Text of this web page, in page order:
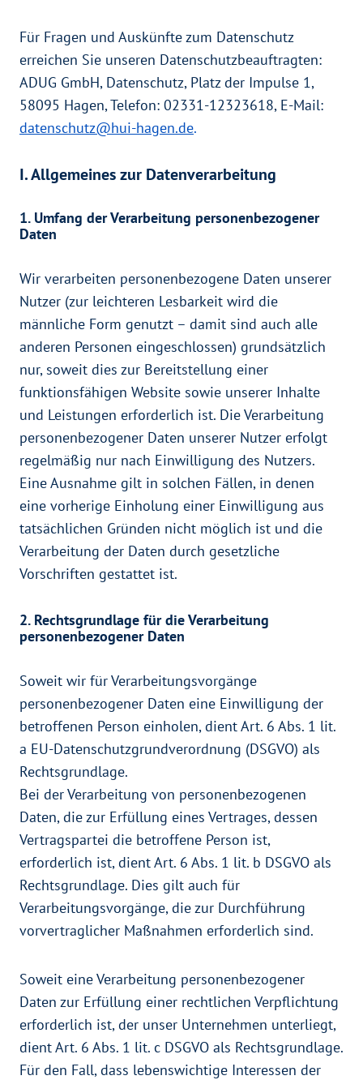
Für Fragen und Auskünfte zum Datenschutz
erreichen Sie unseren Datenschutzbeauftragten:
ADUG GmbH, Datenschutz, Platz der Impulse 1,
58095 Hagen, Telefon: 02331-12323618, E-Mail:
datenschutz@hui-hagen.de.
I. Allgemeines zur Datenverarbeitung
1. Umfang der Verarbeitung personenbezogener
Daten
Wir verarbeiten personenbezogene Daten unserer
Nutzer (zur leichteren Lesbarkeit wird die
männliche Form genutzt – damit sind auch alle
anderen Personen eingeschlossen) grundsätzlich
nur, soweit dies zur Bereitstellung einer
funktionsfähigen Website sowie unserer Inhalte
und Leistungen erforderlich ist. Die Verarbeitung
personenbezogener Daten unserer Nutzer erfolgt
regelmäßig nur nach Einwilligung des Nutzers.
Eine Ausnahme gilt in solchen Fällen, in denen
eine vorherige Einholung einer Einwilligung aus
tatsächlichen Gründen nicht möglich ist und die
Verarbeitung der Daten durch gesetzliche
Vorschriften gestattet ist.
2. Rechtsgrundlage für die Verarbeitung
personenbezogener Daten
Soweit wir für Verarbeitungsvorgänge
personenbezogener Daten eine Einwilligung der
betroffenen Person einholen, dient Art. 6 Abs. 1 lit.
a EU-Datenschutzgrundverordnung (DSGVO) als
Rechtsgrundlage.
Bei der Verarbeitung von personenbezogenen
Daten, die zur Erfüllung eines Vertrages, dessen
Vertragspartei die betroffene Person ist,
erforderlich ist, dient Art. 6 Abs. 1 lit. b DSGVO als
Rechtsgrundlage. Dies gilt auch für
Verarbeitungsvorgänge, die zur Durchführung
vorvertraglicher Maßnahmen erforderlich sind.
Soweit eine Verarbeitung personenbezogener
Daten zur Erfüllung einer rechtlichen Verpflichtung
erforderlich ist, der unser Unternehmen unterliegt,
dient Art. 6 Abs. 1 lit. c DSGVO als Rechtsgrundlage.
Für den Fall, dass lebenswichtige Interessen der